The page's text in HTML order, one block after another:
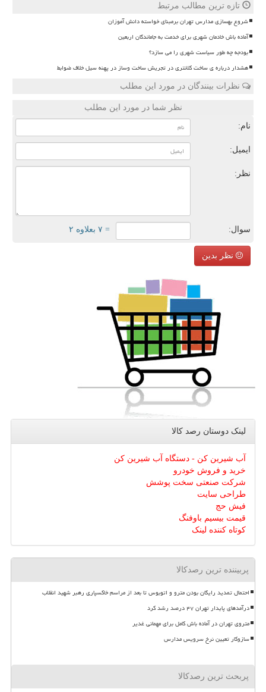
تازه ترین مطالب مرتبط
شروع بهسازی مدارس تهران برمبنای خواسته دانش آموزان
آماده باش خادمان شهری برای خدمت به جاماندگان اربعین
بودجه چه طور سیاست شهری را می سازد؟
هشدار درباره ی ساخت کلانتری در تجریش ساخت وساز در پهنه سیل خلاف ضوابط
نظرات بینندگان در مورد این مطلب
نظر شما در مورد این مطلب
نام:
ایمیل:
نظر:
سوال: = ۷ بعلاوه ۲
نظر بدین
لینک دوستان رصد كالا
آب شیرین کن - دستگاه آب شیرین کن
خرید و فروش خودرو
شرکت صنعتی سخت پوشش
طراحی سایت
فیش حج
قیمت بیسیم باوفنگ
کوتاه کننده لینک
پربیننده ترین رصدکالا
احتمال تمدید رایگان بودن مترو و اتوبوس تا بعد از مراسم خاکسپاری رهبر شهید انقلاب
درآمدهای پایدار تهران ۴۷ درصد رشد کرد
متروی تهران در آماده باش کامل برای مهمانی غدیر
سازوکار تعیین نرخ سرویس مدارس
پربحث ترین رصدکالا